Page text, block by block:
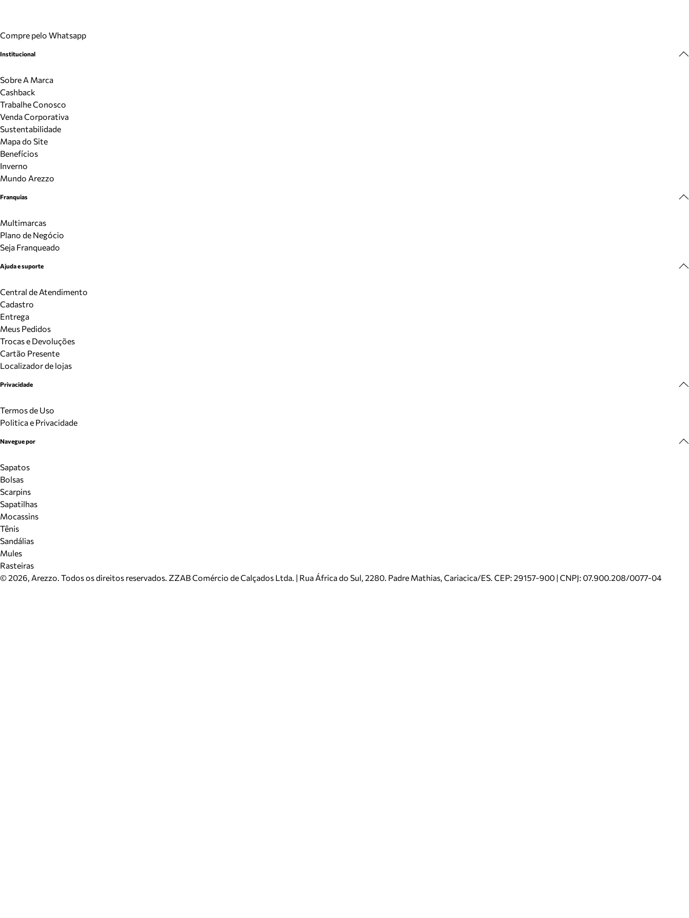
Compre pelo Whatsapp
Institucional
Sobre A Marca
Cashback
Trabalhe Conosco
Venda Corporativa
Sustentabilidade
Mapa do Site
Benefícios
Inverno
Mundo Arezzo
Franquias
Multimarcas
Plano de Negócio
Seja Franqueado
Ajuda e suporte
Central de Atendimento
Cadastro
Entrega
Meus Pedidos
Trocas e Devoluções
Cartão Presente
Localizador de lojas
Privacidade
Termos de Uso
Politica e Privacidade
Navegue por
Sapatos
Bolsas
Scarpins
Sapatilhas
Mocassins
Tênis
Sandálias
Mules
Rasteiras
©2026, Arezzo. Todos os direitos reservados. ZZAB Comércio de Calçados Ltda. | Rua África do Sul, 2280. Padre Mathias, Cariacica/ES. CEP: 29157-900 | CNPJ: 07.900.208/0077-04